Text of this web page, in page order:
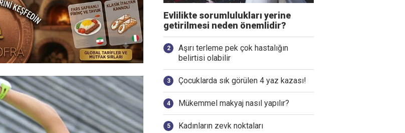
Evlilikte sorumlulukları yerine
getirilmesi neden önemlidir?
Aşırı terleme pek çok hastalığın
belirtisi olabilir
Çocuklarda sık görülen 4 yaz kazası!
Mükemmel makyaj nasıl yapılır?
Kadınların zevk noktaları